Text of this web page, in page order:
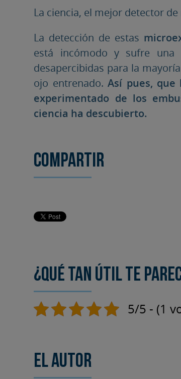
La ciencia, el mejor detector
La detección de estas
está incómodo y sufre una
desapercibidas para la
ojo entrenado.Así pues,
experimentado de los
ciencia ha descubierto.
Compartir
¿Qué tan útil te
5/5 - (1
El autor